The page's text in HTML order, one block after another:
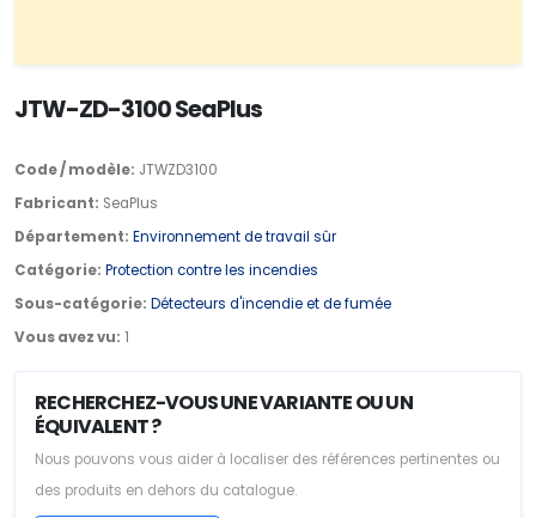
JTW-ZD-3100 SeaPlus
Code / modèle: JTWZD3100
Fabricant: SeaPlus
Département: Environnement de travail sûr
Catégorie: Protection contre les incendies
Sous-catégorie: Détecteurs d'incendie et de fumée
Vous avez vu: 1
RECHERCHEZ-VOUS UNE VARIANTE OU UN
ÉQUIVALENT ?
Nous pouvons vous aider à localiser des références pertinentes ou
des produits en dehors du catalogue.